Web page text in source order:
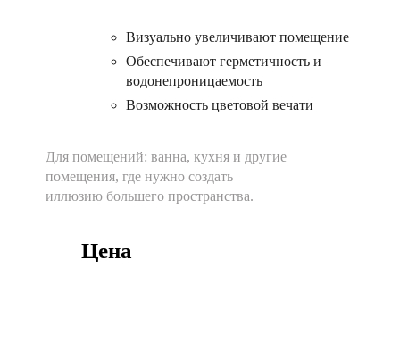
Визуально увеличивают помещение
Обеспечивают герметичность и
водонепроницаемость
Возможность цветовой вечати
Для помещений: ванна, кухня и другие
помещения, где нужно создать
иллюзию большего пространства.
Цена